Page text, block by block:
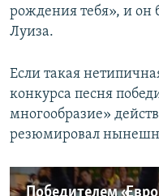
рождения тебя», и он
Луиза.
Если такая
конкурса песня
многообразие»
резюмировал